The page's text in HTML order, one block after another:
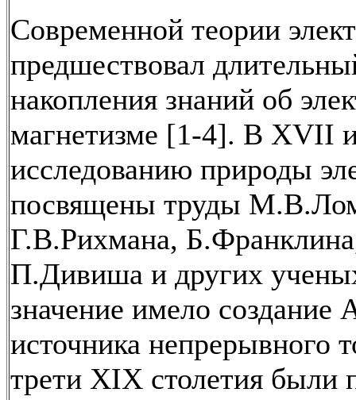
Современной теории
предшествовал
накопления знаний об
магнетизме [1-4]. В ХVII
исследованию природы
посвящены труды
Г.В.Рихмана,
П.Дивиша и других
значение имело создание
источника непрерывного
трети ХIХ столетия были